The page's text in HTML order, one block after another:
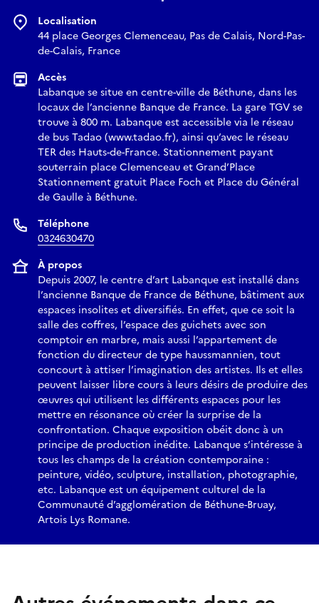
Localisation
44 place Georges Clemenceau, Pas de Calais, Nord-Pas-
de-Calais, France
Accès
Labanque se situe en centre-ville de Béthune, dans les
locaux de l’ancienne Banque de France. La gare TGV se
trouve à 800 m. Labanque est accessible via le réseau
de bus Tadao (www.tadao.fr), ainsi qu’avec le réseau
TER des Hauts-de-France. Stationnement payant
souterrain place Clemenceau et Grand’Place
Stationnement gratuit Place Foch et Place du Général
de Gaulle à Béthune.
Téléphone
0324630470
À propos
Depuis 2007, le centre d’art Labanque est installé dans
l’ancienne Banque de France de Béthune, bâtiment aux
espaces insolites et diversifiés. En effet, que ce soit la
salle des coffres, l’espace des guichets avec son
comptoir en marbre, mais aussi l’appartement de
fonction du directeur de type haussmannien, tout
concourt à attiser l’imagination des artistes. Ils et elles
peuvent laisser libre cours à leurs désirs de produire des
œuvres qui utilisent les différents espaces pour les
mettre en résonance où créer la surprise de la
confrontation. Chaque exposition obéit donc à un
principe de production inédite. Labanque s’intéresse à
tous les champs de la création contemporaine :
peinture, vidéo, sculpture, installation, photographie,
etc. Labanque est un équipement culturel de la
Communauté d’agglomération de Béthune-Bruay,
Artois Lys Romane.